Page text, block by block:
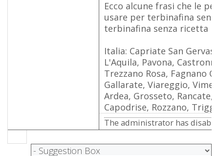
Ecco alcune frasi che le
usare per terbinafina
terbinafina senza ricetta
Italia: Capriate San
L'Aquila, Pavona,
Trezzano Rosa, Fagnano
Gallarate, Viareggio,
Ardea, Grosseto, Rancate,
Capodrise, Rozzano,
The administrator has